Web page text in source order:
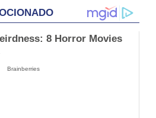
8 Horror Movies
Brainberries